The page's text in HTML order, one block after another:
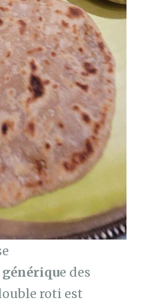
e des
roti est